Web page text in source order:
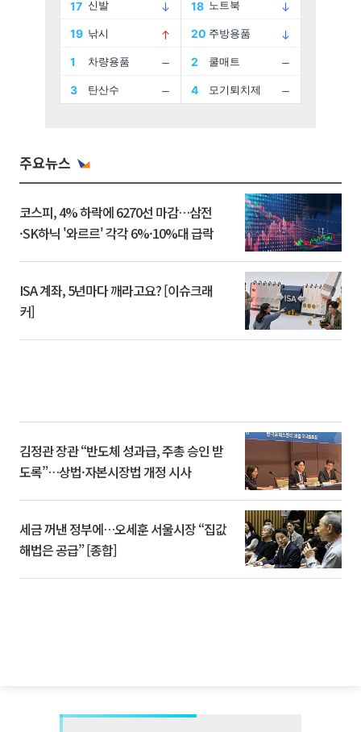
주요뉴스
코스피, 4% 하락에 6270선 마감…삼전
·SK하닉 '와르르' 각각 6%·10%대 급락
ISA 계좌, 5년마다 깨라고요? [이슈크래
커]
김정관 장관 “반도체 성과급, 주총 승인 받
도록”…상법·자본시장법 개정 시사
세금 꺼낸 정부에…오세훈 서울시장 “집값
해법은 공급” [종합]